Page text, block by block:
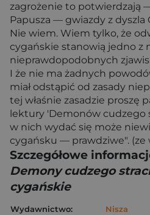
zagrożenie to potwierdzają
Papusza — gwiazdy z dyszla
Nie wiem. Wiem tylko, że
cygańskie stanowią jedno z
nieprawdopodobnych
I że nie ma żadnych
miał odstąpić od zasady
tej właśnie zasadzie proszę
lektury 'Demonów cudzego
w nich wydać się może
cygańsku — prawdziwe". (ze
Szczegółowe
Demony cudzego
cygańskie
Wydawnictwo:
Nisza